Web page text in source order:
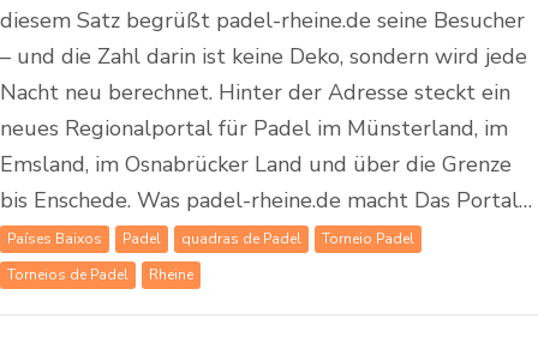
diesem Satz begrüßt padel-rheine.de seine Besucher
– und die Zahl darin ist keine Deko, sondern wird jede
Nacht neu berechnet. Hinter der Adresse steckt ein
neues Regionalportal für Padel im Münsterland, im
Emsland, im Osnabrücker Land und über die Grenze
bis Enschede. Was padel-rheine.de macht Das Portal…
Países Baixos Padel quadras de Padel
Torneio Padel
Torneios de Padel
Rheine